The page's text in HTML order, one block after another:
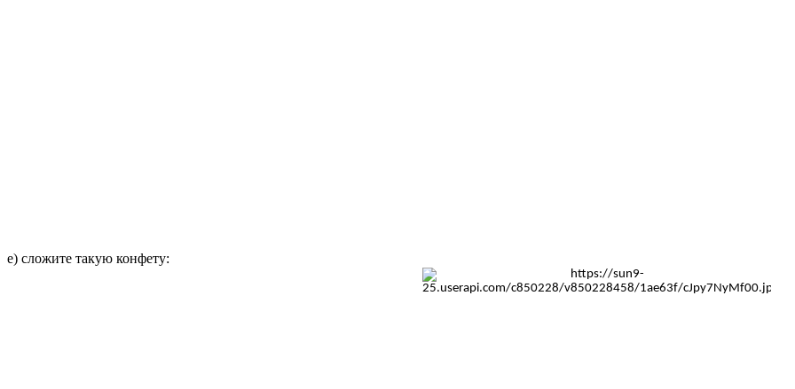
е) сложите такую конфету: